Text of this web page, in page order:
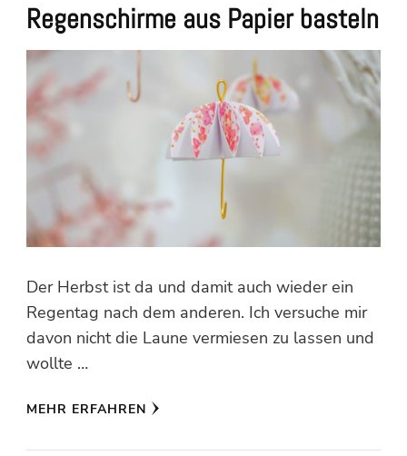
Regenschirme aus Papier basteln
Der Herbst ist da und damit auch wieder ein
Regentag nach dem anderen. Ich versuche mir
davon nicht die Laune vermiesen zu lassen und
wollte …
MEHR ERFAHREN